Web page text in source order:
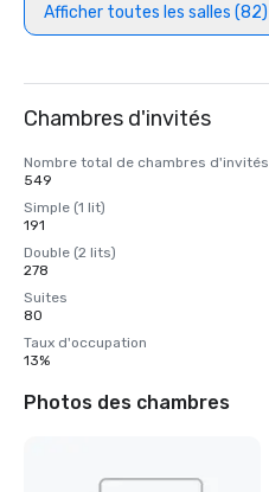
Afficher toutes les salles (82)
Chambres d'invités
Nombre total de chambres d'invités
549
Simple (1 lit)
191
Double (2 lits)
278
Suites
80
Taux d'occupation
13%
Photos des chambres